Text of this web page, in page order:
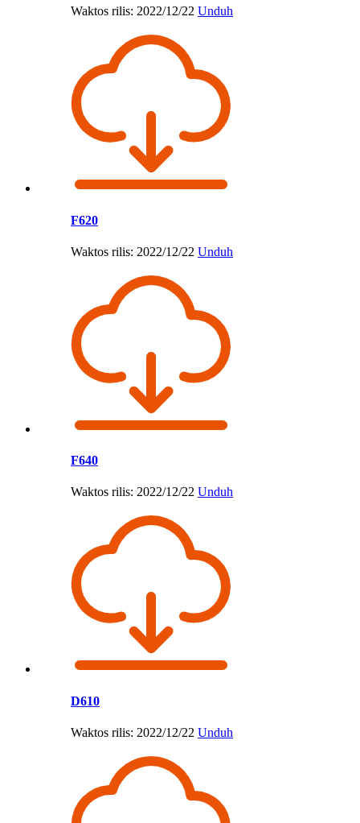
Waktos rilis: 2022/12/22 Unduh
F620
Waktos rilis: 2022/12/22 Unduh
F640
Waktos rilis: 2022/12/22 Unduh
D610
Waktos rilis: 2022/12/22 Unduh